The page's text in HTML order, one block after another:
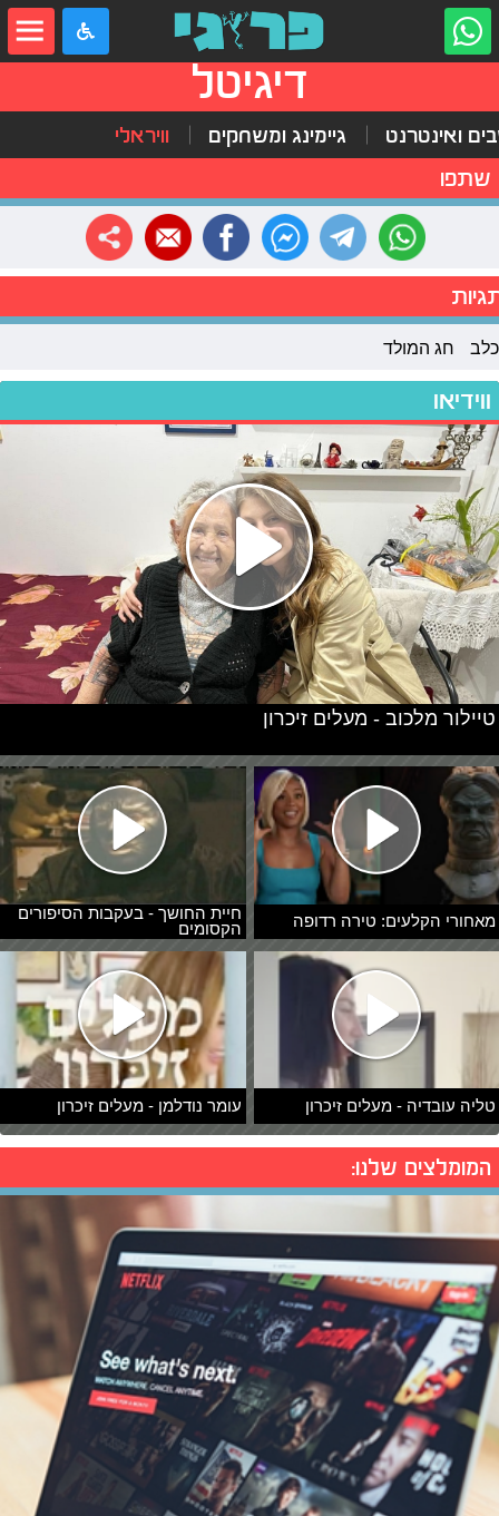
דיגיטל
ואינטרנט גיימינג ומשחקים וויראלי
שתפו
כלב חג המולד
ווידיאו
מאחורי הקלעים: טירה רדופה
חיית החושך - בעקבות הסיפורים
הקסומים
טליה עובדיה - מעלים זיכרון עומר נודלמן - מעלים זיכרון
טיילור מלכוב - מעלים זיכרון
המומלצים שלנו: